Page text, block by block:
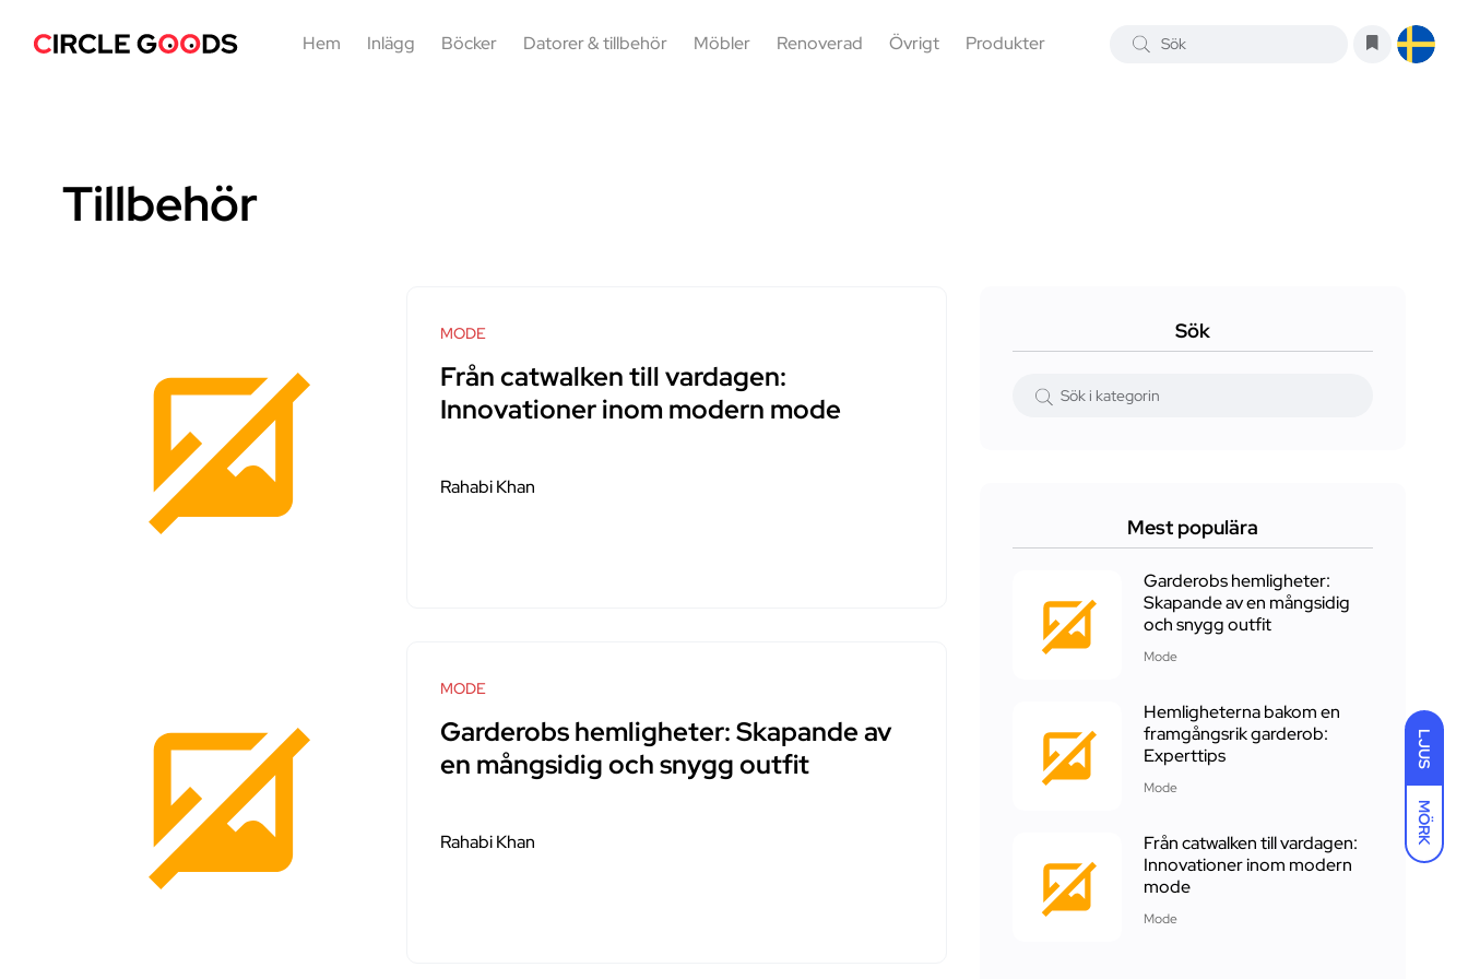
LJUS
MÖRK
Hem Inlägg Böcker Datorer & tillbehör Möbler Renoverad Övrigt Produkter
Tillbehör
MODE
Från catwalken till vardagen:
Innovationer inom modern mode
Rahabi Khan
MODE
Garderobs hemligheter: Skapande av
en mångsidig och snygg outfit
Rahabi Khan
Sök
Mest populära
Garderobs hemligheter:
Skapande av en mångsidig
och snygg outfit
Mode
Hemligheterna bakom en
framgångsrik garderob:
Experttips
Mode
Från catwalken till vardagen:
Innovationer inom modern
mode
Mode